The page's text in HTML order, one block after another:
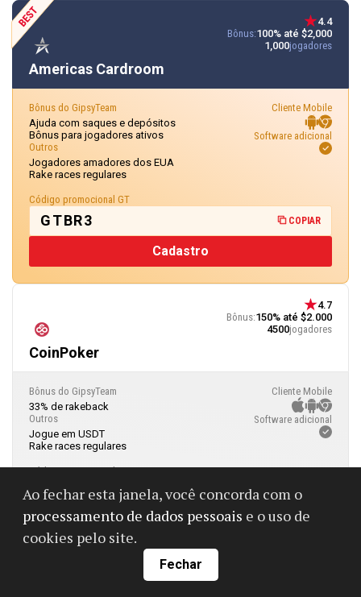
CoinPoker
4.7
Bônus:150% até $2.000
4500jogadores
Bônus do GipsyTeam
33% de rakeback
Outros
Jogue em USDT
Rake races regulares
Cliente Mobile
Software adicional
Código promocional GT
GTBR COPIAR
Cadastro
Americas Cardroom
4.4
Bônus:100% até $2,000
1,000jogadores
Bônus do GipsyTeam
Ajuda com saques e depósitos
Bônus para jogadores ativos
Outros
Jogadores amadores dos EUA
Rake races regulares
Cliente Mobile
Software adicional
Código promocional GT
GTBR3 COPIAR
Cadastro
Ao fechar esta janela, você concorda com o
processamento de dados pessoais e o uso de
cookies pelo site.
Fechar